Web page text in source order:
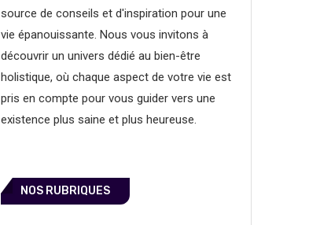
source de conseils et d'inspiration pour une
vie épanouissante. Nous vous invitons à
découvrir un univers dédié au bien-être
holistique, où chaque aspect de votre vie est
pris en compte pour vous guider vers une
existence plus saine et plus heureuse.
NOS RUBRIQUES